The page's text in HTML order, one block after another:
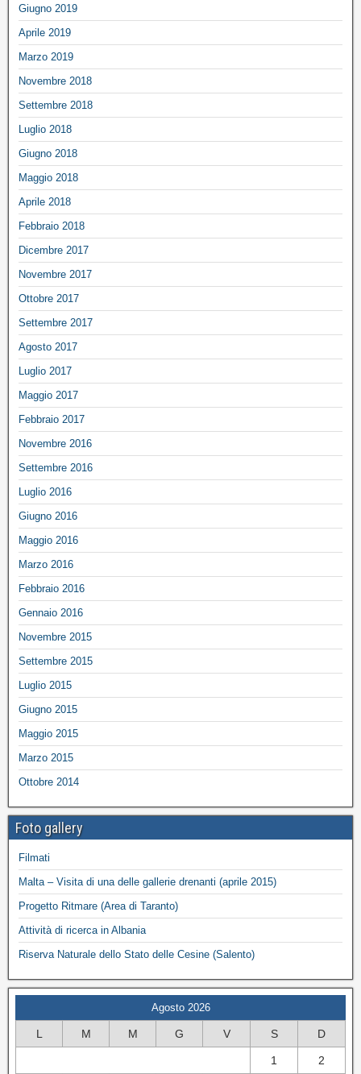
Giugno 2019
Aprile 2019
Marzo 2019
Novembre 2018
Settembre 2018
Luglio 2018
Giugno 2018
Maggio 2018
Aprile 2018
Febbraio 2018
Dicembre 2017
Novembre 2017
Ottobre 2017
Settembre 2017
Agosto 2017
Luglio 2017
Maggio 2017
Febbraio 2017
Novembre 2016
Settembre 2016
Luglio 2016
Giugno 2016
Maggio 2016
Marzo 2016
Febbraio 2016
Gennaio 2016
Novembre 2015
Settembre 2015
Luglio 2015
Giugno 2015
Maggio 2015
Marzo 2015
Ottobre 2014
Foto gallery
Filmati
Malta – Visita di una delle gallerie drenanti (aprile 2015)
Progetto Ritmare (Area di Taranto)
Attività di ricerca in Albania
Riserva Naturale dello Stato delle Cesine (Salento)
Agosto 2026
L M M G V S D
1 2